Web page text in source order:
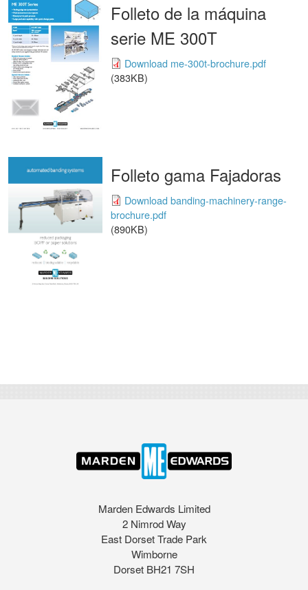
Folleto de la máquina
serie ME 300T
Download me-300t-brochure.pdf
(383KB)
Folleto gama Fajadoras
Download banding-machinery-range-
brochure.pdf
(890KB)
Marden Edwards Limited
2 Nimrod Way
East Dorset Trade Park
Wimborne
Dorset BH21 7SH